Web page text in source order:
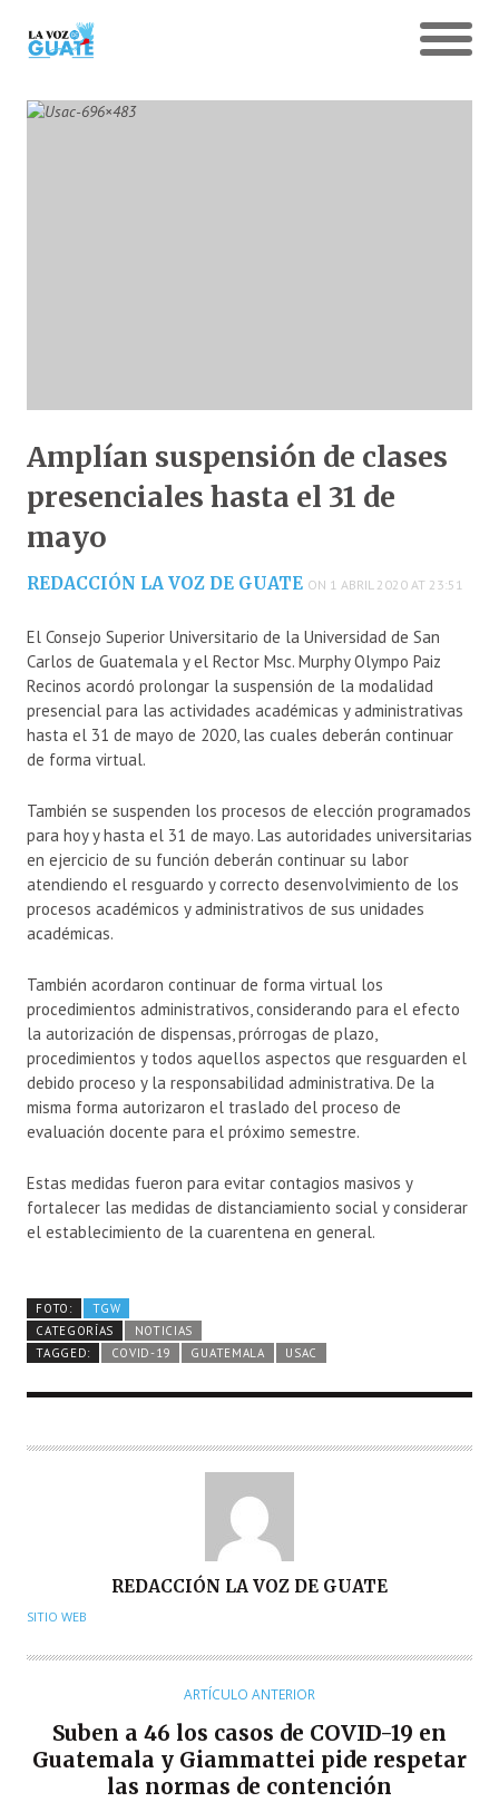
Amplían suspensión de clases
presenciales hasta el 31 de
mayo
REDACCIÓN LA VOZ DE GUATE ON 1 ABRIL 2020 AT 23:51
El Consejo Superior Universitario de la Universidad de San
Carlos de Guatemala y el Rector Msc. Murphy Olympo Paiz
Recinos acordó prolongar la suspensión de la modalidad
presencial para las actividades académicas y administrativas
hasta el 31 de mayo de 2020, las cuales deberán continuar
de forma virtual.
También se suspenden los procesos de elección programados
para hoy y hasta el 31 de mayo. Las autoridades universitarias
en ejercicio de su función deberán continuar su labor
atendiendo el resguardo y correcto desenvolvimiento de los
procesos académicos y administrativos de sus unidades
académicas.
También acordaron continuar de forma virtual los
procedimientos administrativos, considerando para el efecto
la autorización de dispensas, prórrogas de plazo,
procedimientos y todos aquellos aspectos que resguarden el
debido proceso y la responsabilidad administrativa. De la
misma forma autorizaron el traslado del proceso de
evaluación docente para el próximo semestre.
Estas medidas fueron para evitar contagios masivos y
fortalecer las medidas de distanciamiento social y considerar
el establecimiento de la cuarentena en general.
FOTO:
TGW
CATEGORÍAS
NOTICIAS
TAGGED:
COVID-19 GUATEMALA USAC
U
O
REDACCIÓN LA VOZ DE GUATE
SITIO WEB
ARTÍCULO ANTERIOR
Suben a 46 los casos de COVID-19 en
Guatemala y Giammattei pide respetar
las normas de contención